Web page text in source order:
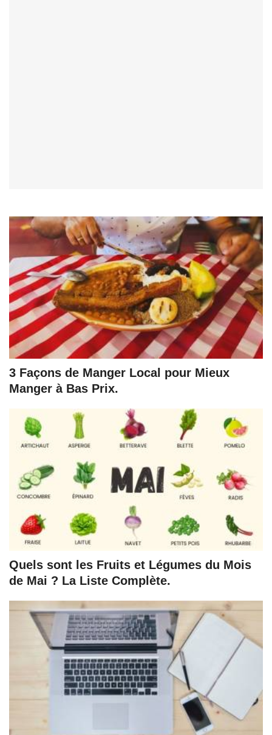
3 Façons de Manger Local pour Mieux
Manger à Bas Prix.
Quels sont les Fruits et Légumes du Mois
de Mai ? La Liste Complète.